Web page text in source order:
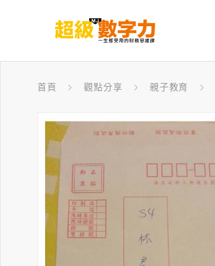
首頁 觀點分享 親子教育